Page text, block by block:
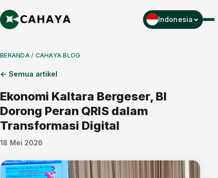
Indonesia Menu
BERANDA/ CAHAYA BLOG
← Semua artikel
Ekonomi Kaltara Bergeser, BI
Dorong Peran QRIS dalam
Transformasi Digital
18 Mei 2026